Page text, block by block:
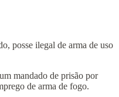
posse ilegal de arma de uso
mandado de prisão por
de arma de fogo.